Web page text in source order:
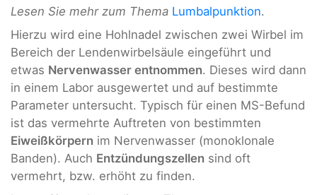
Lesen Sie mehr zum Thema Lumbalpunktion.
Hierzu wird eine Hohlnadel zwischen zwei Wirbel im
Bereich der Lendenwirbelsäule eingeführt und
etwas Nervenwasser entnommen. Dieses wird dann
in einem Labor ausgewertet und auf bestimmte
Parameter untersucht. Typisch für einen MS-Befund
ist das vermehrte Auftreten von bestimmten
Eiweißkörpern im Nervenwasser (monoklonale
Banden). Auch Entzündungszellen sind oft
vermehrt, bzw. erhöht zu finden.